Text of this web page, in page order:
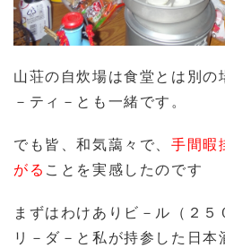
山荘の自炊場は食堂とは別
－ティ－とも一緒です。
でも皆、和気藹々で、 手間暇
がる ことを実感したのです
まずはわけありビ－ル（２５
リ－ダ－と私が持参した日